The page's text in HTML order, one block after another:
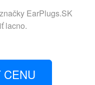
EarPlugs.SK
lacno.
CENU